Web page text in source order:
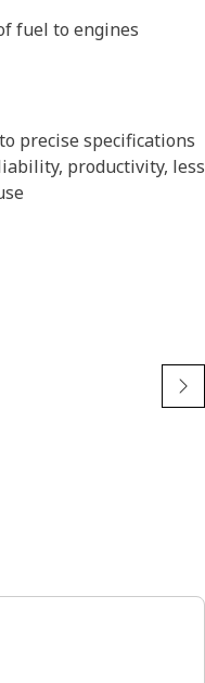
fuel to engines
precise specifications
productivity, less